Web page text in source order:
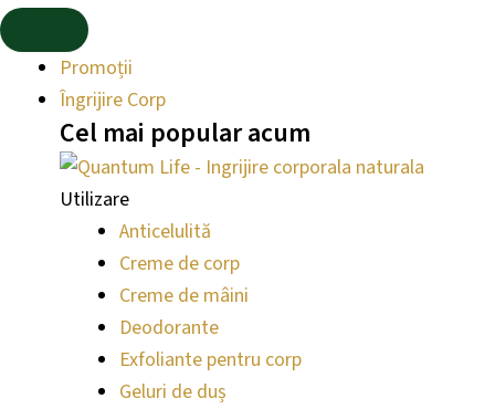
Promoții
Îngrijire Corp
Cel mai popularacum
Utilizare
Anticelulită
Creme de corp
Creme de mâini
Deodorante
Exfoliante pentru corp
Geluri de duș